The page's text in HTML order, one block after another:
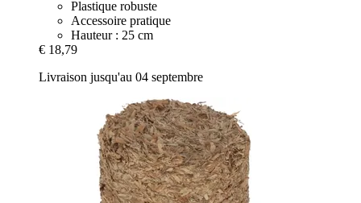
Plastique robuste
Accessoire pratique
Hauteur : 25 cm
€ 18,79
Livraison jusqu'au 04 septembre